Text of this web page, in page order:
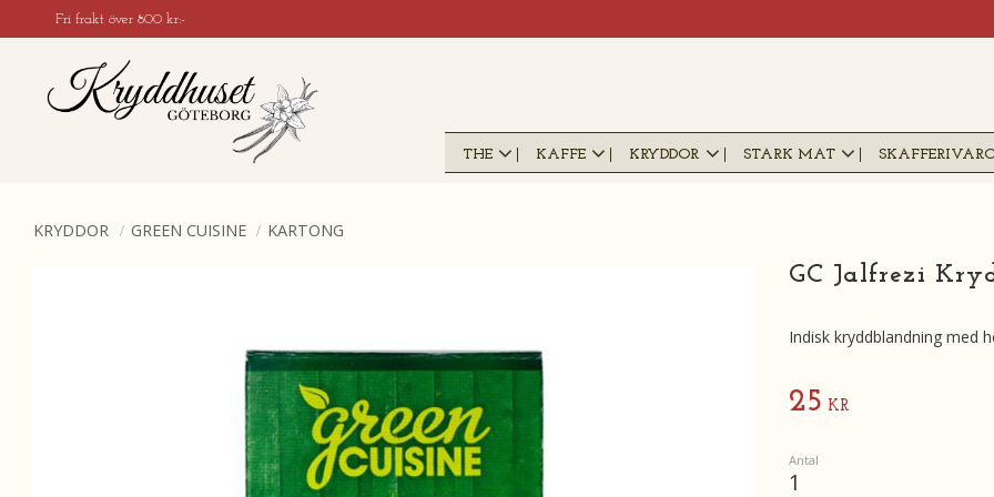
Fri frakt över 800 kr:-
THE KAFFE KRYDDOR STARK MAT
KRYDDOR GREEN CUISINE KARTONG
GC Jalfrezi
Indisk kryddblandning med
25 KR
Antal